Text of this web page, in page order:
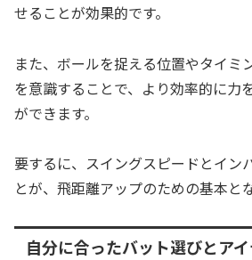
せることが効果的です。
また、ボールを捉える位置やタイミ
を意識することで、より効率的に力
ができます。
要するに、スイングスピードとイン
とが、飛距離アップのための基本と
自分に合ったバット選びとア